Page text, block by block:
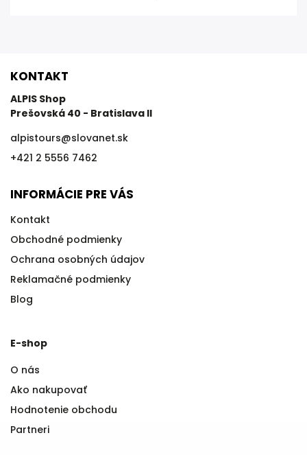
KONTAKT
ALPIS Shop
Prešovská 40 - Bratislava II
alpistours@slovanet.sk
+421 2 5556 7462
INFORMÁCIE PRE VÁS
Kontakt
Obchodné podmienky
Ochrana osobných údajov
Reklamačné podmienky
Blog
E-shop
O nás
Ako nakupovať
Hodnotenie obchodu
Partneri